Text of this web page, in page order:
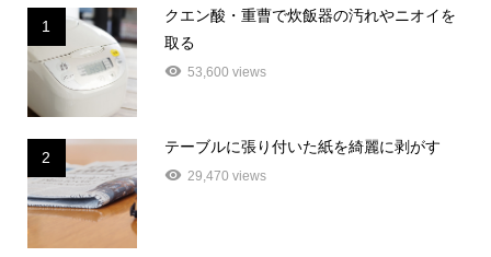
1
クエン酸・重曹で炊飯器の汚れやニオイを
取る
53,600 views
2
テーブルに張り付いた紙を綺麗に剥がす
29,470 views